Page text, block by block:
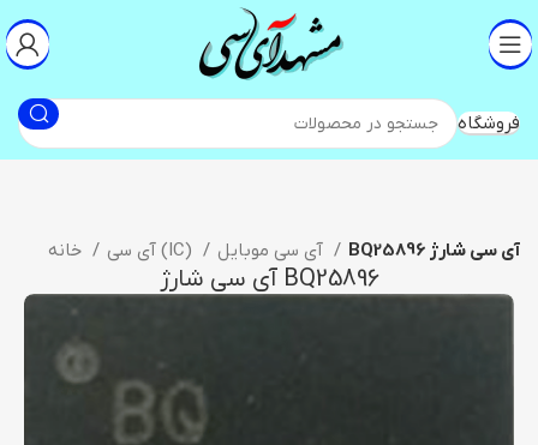
فروشگاه
آی سی (IC) BQ25896 آی سی شارژ
BQ25896 آی سی شارژ